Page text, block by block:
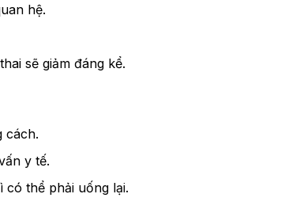
hệ.
sẽ giảm đáng kể.
cách.
y tế.
thể phải uống lại.